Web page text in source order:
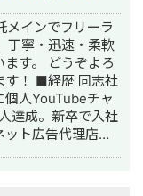
メインでフリーラ
す。 どうぞよろ
志社
個人YouTubeチャ
達成。新卒で入社
ト広告代理店に